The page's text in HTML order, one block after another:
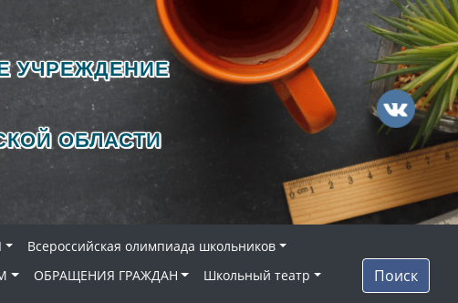
УЧРЕЖДЕНИЕ
ОБЛАСТИ
Всероссийская олимпиада школьников
ОБРАЩЕНИЯ ГРАЖДАН
Школьный театр
Поиск